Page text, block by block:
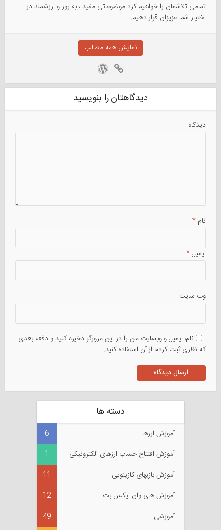
تمامی تلاشمان را خواهیم کرد موضوعاتی مفید ، به روز و ارزشمند در
اختیار شما عزیزان قرار دهیم.
نمایش همه مطالب
دیدگاهتان را بنویسید
دیدگاه
نام*
ایمیل*
وب سایت
نام، ایمیل و وبسایت من را در این مرورگر ذخیره کنید و دفعه بعدی
که نظری ثبت کردم از آن استفاده کنید.
دسته ها
آموزش ارزها
6
آموزش افتتاح حساب ارزهای الکترونیکی
1
آموزش بازیهای کازینویی
11
آموزش های وان ایکس بت
12
آموزشی
49